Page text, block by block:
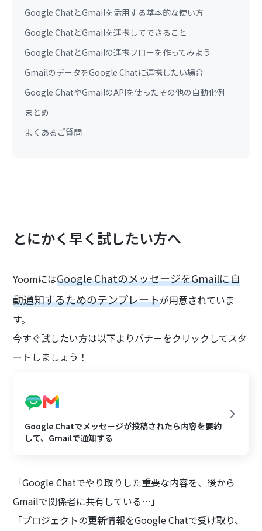
Google ChatとGmailを活用する基本的な使い方
Google ChatとGmailを連携してできること
Google ChatとGmailの連携フローを作ってみよう
GmailのデータをGoogle Chatに連携したい場合
Google ChatやGmailのAPIを使ったその他の自動化例
まとめ
よくあるご質問
とにかく早く試したい方へ
YoomにはGoogle ChatのメッセージをGmailに自
動通知するためのテンプレートが用意されていま
す。
今すぐ試したい方は以下よりバナーをクリックしてスタ
ートしましょう！
Google Chatでメッセージが投稿されたら内容を要約
して、Gmailで通知する
「Google Chatでやり取りした重要な内容を、後から
Gmailで関係者に共有している…」
「プロジェクトの更新情報をGoogle Chatで受け取り、